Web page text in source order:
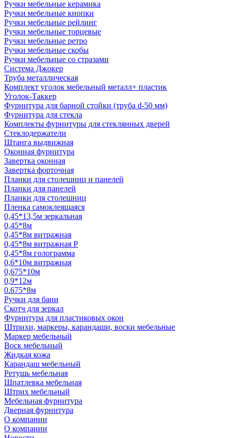
Ручки мебельные керамика
Ручки мебельные кнопки
Ручки мебельные рейлинг
Ручки мебельные торцевые
Ручки мебельные ретро
Ручки мебельные скобы
Ручки мебельные со стразами
Система Джокер
Труба металлическая
Комплект уголок мебельный металл+ пластик
Уголок-Таккер
Фурнитура для барной стойки (труба d-50 мм)
Фурнитура для стекла
Комплекты фурнитуры для стеклянных дверей
Стеклодержатели
Штанга выдвижная
Оконная фурнитура
Завертка оконная
Завертка форточная
Планки для столешниц и панелей
Планки для панелей
Планки для столешниц
Пленка самоклеящаяся
0,45*13,5м зеркальная
0,45*8м
0,45*8м витражная
0,45*8м витражная Р
0,45*8м голограмма
0,6*10м витражная
0,675*10м
0,9*12м
0.675*8м
Ручки для бани
Скотч для зеркал
Фурнитура для пластиковых окон
Штрихи, маркеры, карандаши, воски мебельные
Маркер мебельный
Воск мебельный
Жидкая кожа
Карандаш мебельный
Ретушь мебельная
Шпатлевка мебельная
Штрих мебельный
Мебельная фурнитура
Дверная фурнитура
О компании
О компании